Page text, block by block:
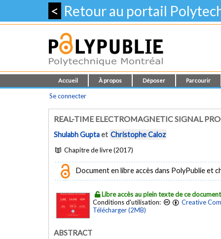
< Retour au portail
Accueil À propos Déposer Parcourir
Se connecter
REAL-TIME ELECTROMAGNETIC SIGNAL
Shulabh Guptaet Christophe Caloz
Chapitre de livre (2017)
Document en libre accès dans PolyPublie et
Libre accès au plein texte de ce document
Conditions d'utilisation:
Creative
Télécharger (2MB)
ABSTRACT